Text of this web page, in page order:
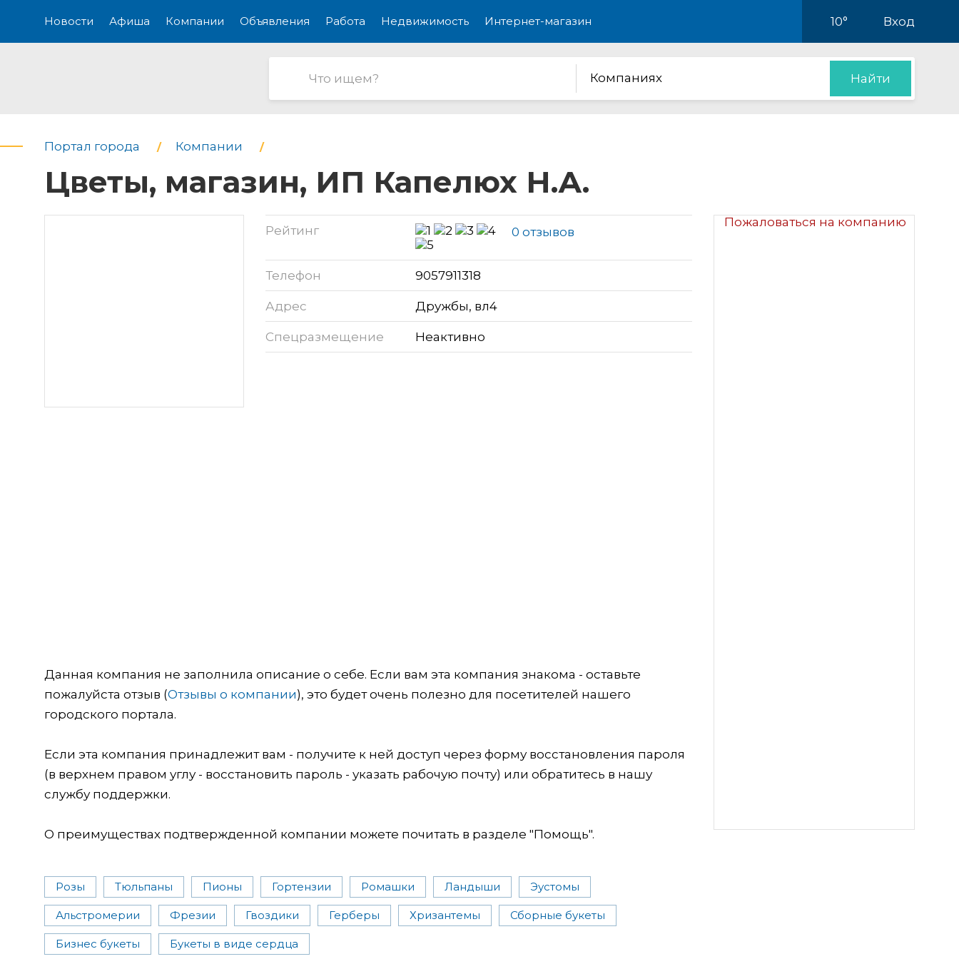
Новости Афиша Компании Объявления Работа Недвижимость Интернет-магазин 10° Вход
Компаниях Найти
Портал города Компании
Цветы, магазин, ИП Капелюх Н.А.
Пожаловаться на компанию
Рейтинг 0 отзывов
Телефон 9057911318
Адрес Дружбы, вл4
Спецразмещение Неактивно
Данная компания не заполнила описание о себе. Если вам эта компания знакома - оставьте
пожалуйста отзыв (Отзывы о компании), это будет очень полезно для посетителей нашего
городского портала.
Если эта компания принадлежит вам - получите к ней доступ через форму восстановления пароля
(в верхнем правом углу - восстановить пароль - указать рабочую почту) или обратитесь в нашу
службу поддержки.
О преимуществах подтвержденной компании можете почитать в разделе "Помощь".
Розы Тюльпаны Пионы Гортензии Ромашки Ландыши Эустомы
Альстромерии Фрезии Гвоздики Герберы Хризантемы Сборные букеты
Бизнес букеты Букеты в виде сердца